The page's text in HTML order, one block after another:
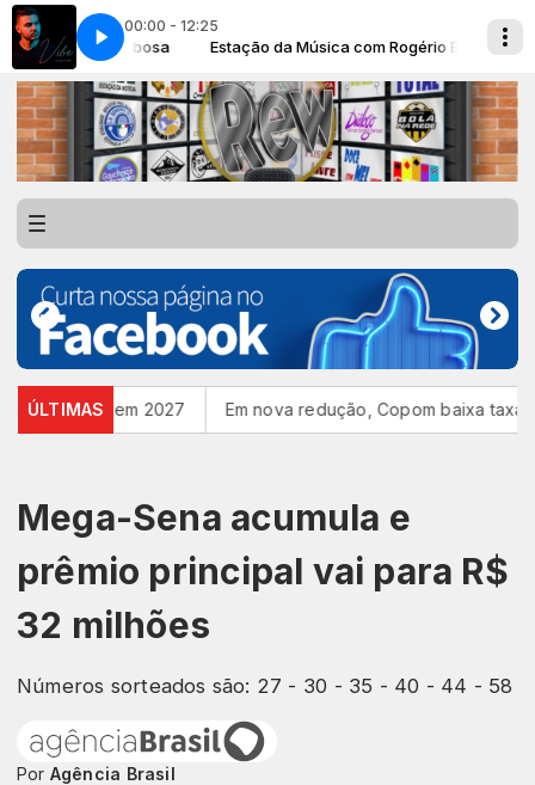
00:00 - 12:25
Barbosa Estação da Música com Rogério Barbosa
Igor Fióri - Meu Bem
ÚLTIMAS
em 2027 Em nova redução, Copom baixa taxa Selic
Mega-Sena acumula e
prêmio principal vai para R$
32 milhões
Números sorteados são: 27 - 30 - 35 - 40 - 44 - 58
Por Agência Brasil